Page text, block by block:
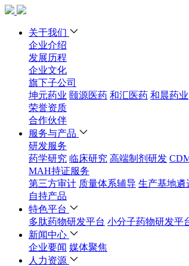
关于我们
企业介绍
发展历程
企业文化
旗下子公司
坤元药业 颐源医药 和汇医药 和晨药业
荣誉资质
合作伙伴
服务与产品
研发服务
药学研究 临床研究 高端制剂研发
MAH持证服务
第三方审计 质量体系辅导 生产基地遴
自持产品
特色平台
多肽药物研发平台 小分子药物研发平
新闻中心
企业要闻 媒体聚焦
人力资源